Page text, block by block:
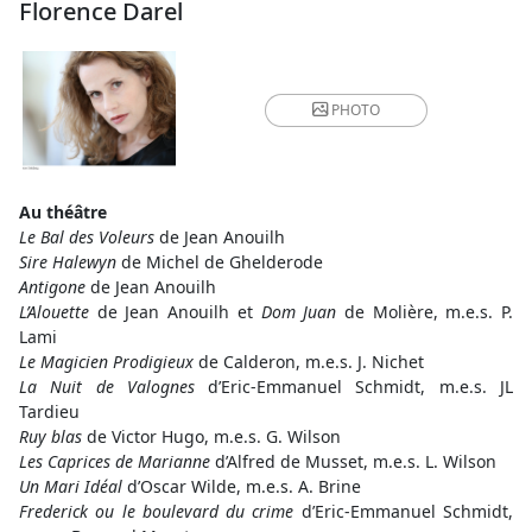
Florence Darel
PHOTO
Au théâtre
Le Bal des Voleurs de Jean Anouilh
Sire Halewyn de Michel de Ghelderode
Antigone de Jean Anouilh
L’Alouette de Jean Anouilh et Dom Juan de Molière, m.e.s. P.
Lami
Le Magicien Prodigieux de Calderon, m.e.s. J. Nichet
La Nuit de Valognesd’Eric-Emmanuel Schmidt, m.e.s. JL
Tardieu
Ruy blas de Victor Hugo, m.e.s. G. Wilson
Les Caprices de Marianne d’Alfred de Musset, m.e.s. L. Wilson
Un Mari Idéal d’Oscar Wilde, m.e.s. A. Brine
Frederick ou le boulevard du crime d’Eric-Emmanuel Schmidt,